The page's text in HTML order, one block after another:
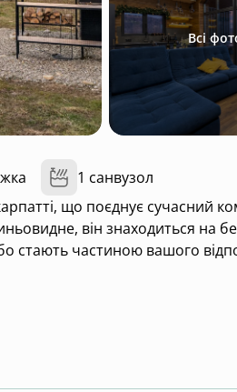
Всі
1 санвузол
що поєднує сучасний
він знаходиться на
стають частиною вашого
можливість втекти від
історичні корені –
та орієнтир. Так